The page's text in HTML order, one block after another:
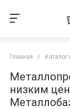
Главная / Каталог
низким